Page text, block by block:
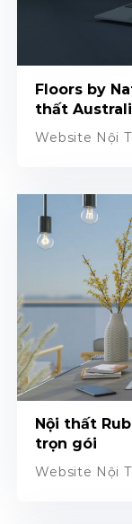
Website Nội
Floors by
thất
Website Nội
Nội thất
trọn gói